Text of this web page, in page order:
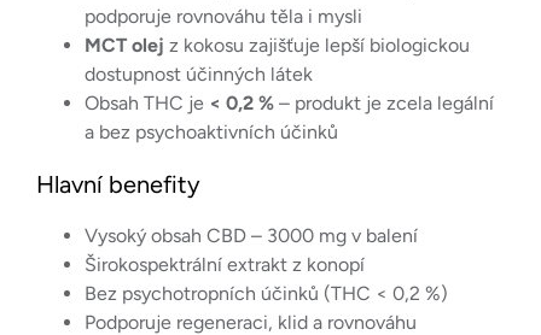
podporuje rovnováhu těla i mysli
MCT olej z kokosu zajišťuje lepší biologickou
dostupnost účinných látek
Obsah THC je < 0,2 % – produkt je zcela legální
a bez psychoaktivních účinků
Hlavní benefity
Vysoký obsah CBD – 3000 mg v balení
Širokospektrální extrakt z konopí
Bez psychotropních účinků (THC < 0,2 %)
Podporuje regeneraci, klid a rovnováhu